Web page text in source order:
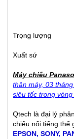
Trọng lượng
Xuất sứ
Máy chiếu
thân máy, 03
siêu tốc trong vòng
Qtech là đại lý
chiếu nổi tiếng thế
EPSON, SONY,